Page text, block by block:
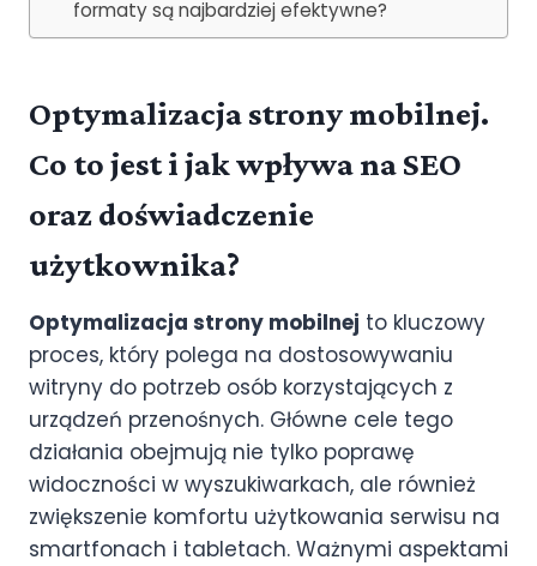
formaty są najbardziej efektywne?
Optymalizacja strony mobilnej.
Co to jest i jak wpływa na SEO
oraz doświadczenie
użytkownika?
Optymalizacja strony mobilnej to kluczowy
proces, który polega na dostosowywaniu
witryny do potrzeb osób korzystających z
urządzeń przenośnych. Główne cele tego
działania obejmują nie tylko poprawę
widoczności w wyszukiwarkach, ale również
zwiększenie komfortu użytkowania serwisu na
smartfonach i tabletach. Ważnymi aspektami